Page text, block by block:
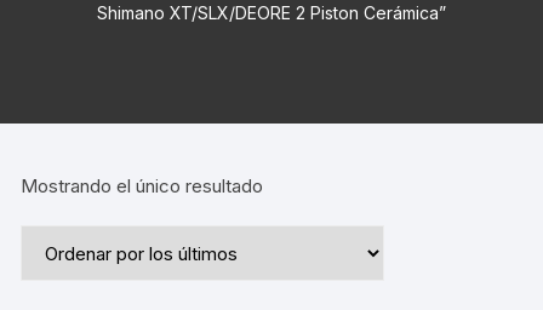
Shimano XT/SLX/DEORE 2 Piston Cerámica”
Mostrando el único resultado